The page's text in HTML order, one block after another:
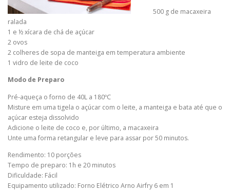
500 g de macaxeira
ralada
1 e ½ xícara de chá de açúcar
2 ovos
2 colheres de sopa de manteiga em temperatura ambiente
1 vidro de leite de coco
Modo de Preparo
Pré-aqueça o forno de 40L a 180ºC
Misture em uma tigela o açúcar com o leite, a manteiga e bata até que o
açúcar esteja dissolvido
Adicione o leite de coco e, por último, a macaxeira
Unte uma forma retangular e leve para assar por 50 minutos.
Rendimento: 10 porções
Tempo de preparo: 1h e 20 minutos
Dificuldade: Fácil
Equipamento utilizado: Forno Elétrico Arno Airfry 6 em 1